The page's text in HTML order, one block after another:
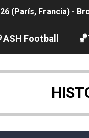
(París, Francia) -
6
2026
2026 (París,
Football